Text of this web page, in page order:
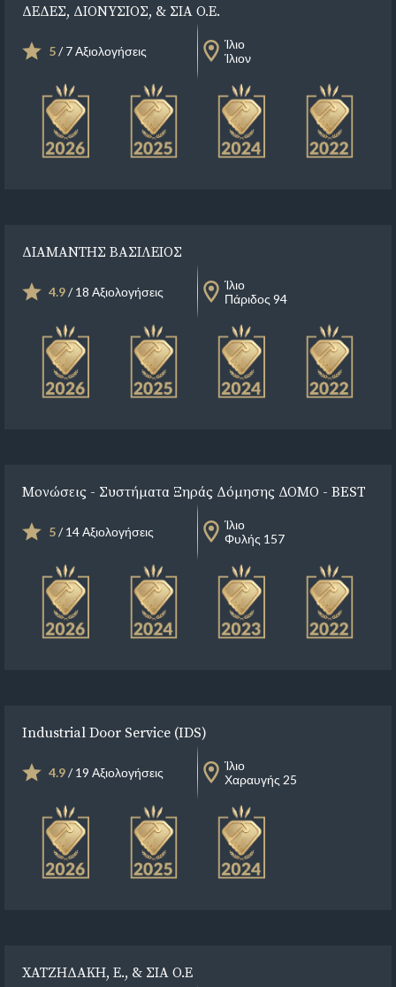
ΔΕΔΕΣ, ΔΙΟΝΥΣΙΟΣ, & ΣΙΑ Ο.Ε.
5/ 7 Αξιολογήσεις
Ίλιο
Ίλιον
ΔΙΑΜΑΝΤΗΣ ΒΑΣΙΛΕΙΟΣ
4.9/ 18 Αξιολογήσεις
Ίλιο
Πάριδος 94
Μονώσεις - Συστήματα Ξηράς Δόμησης ΔΟΜΟ - BEST
5/ 14 Αξιολογήσεις
Ίλιο
Φυλής 157
Industrial Door Service (IDS)
4.9/ 19 Αξιολογήσεις
Ίλιο
Χαραυγής 25
ΧΑΤΖΗΔΑΚΗ, Ε., & ΣΙΑ Ο.Ε